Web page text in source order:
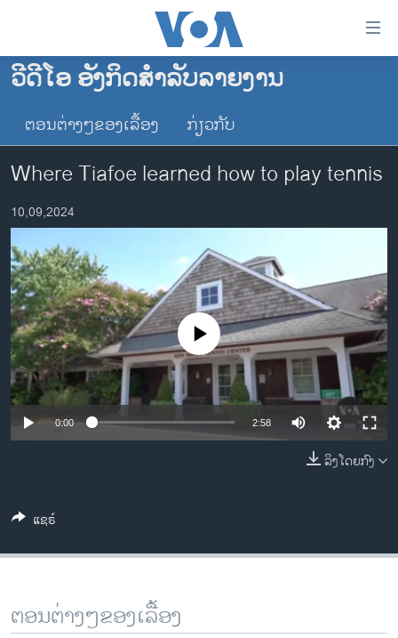
ເຂົ້າ
ຂ້າມ
ຂ້າມ
ໄປ
ຫາ
ຊອກ
ຄົ້ນ
ໂຮມເພຈ
ລາວ
ຂ່າວ​ຈີນ
ໂລກ
ເອເຊຍ
ອິດສະຫຼະພາບດ້ານການຂ່າວ
ຊີວິດຊາວລາວ
ຊຸມຊົນຊາວລາວ
ວິທະຍາສາດ-ເທັກໂນໂລຈີ
ທຸລະກິດ
ວີດີໂອ
ລາຍງານ
ວີດີໂອ ອັງກິດສຳລັບລາຍງານ
ຕອນຕ່າງໆຂອງເລື້ອງ ກ່ຽວກັບ
Where Tiafoe learned how to play tennis
10,09,2024
No media source currently available
0:00 2:58
ລິງໂດຍກົງ
ແຊຣ໌
ຕອນຕ່າງໆຂອງເລື້ອງ